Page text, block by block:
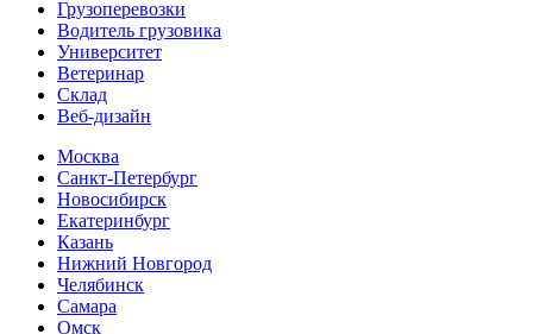
Грузоперевозки
Водитель грузовика
Университет
Ветеринар
Склад
Веб-дизайн
Москва
Санкт-Петербург
Новосибирск
Екатеринбург
Казань
Нижний Новгород
Челябинск
Самара
Омск